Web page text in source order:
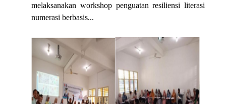
melaksanakan workshop penguatan resiliensi literasi
numerasi berbasis...